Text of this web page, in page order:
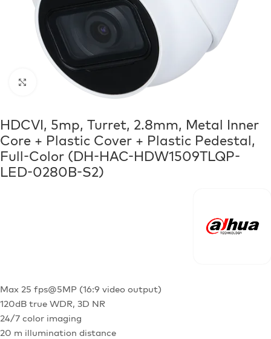
Click to enlarge
HDCVI, 5mp, Turret, 2.8mm, Metal Inner
Core + Plastic Cover + Plastic Pedestal,
Full-Color (DH-HAC-HDW1509TLQP-
LED-0280B-S2)
Max 25 fps@5MP (16:9 video output)
120dB true WDR, 3D NR
24/7 color imaging
20 m illumination distance